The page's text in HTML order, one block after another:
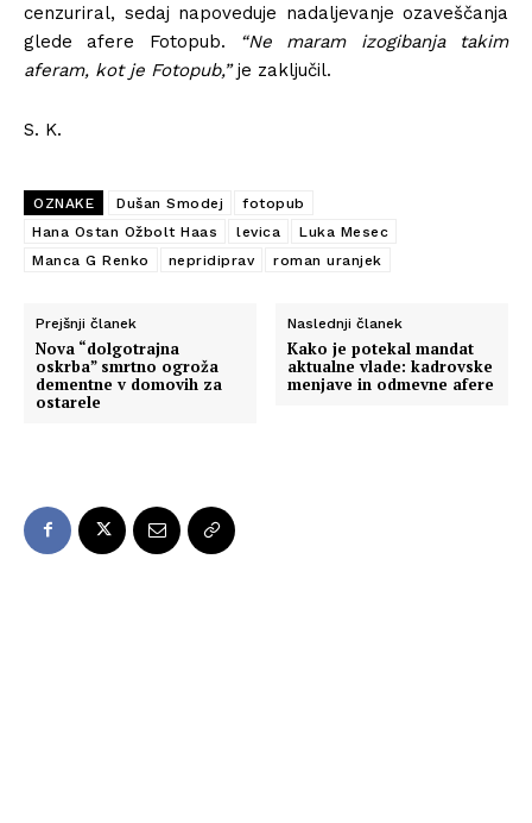
cenzuriral, sedaj napoveduje nadaljevanje ozaveščanja
glede afere Fotopub.
“Ne maram izogibanja takim
aferam, kot je Fotopub,”je zaključil.
S. K.
OZNAKE Dušan Smodej
fotopub
Hana Ostan Ožbolt Haas
levica
Luka Mesec
Manca G Renko
nepridiprav roman uranjek
Prejšnji članek
Nova “dolgotrajna
oskrba” smrtno ogroža
dementne v domovih za
ostarele
Naslednji članek
Kako je potekal mandat
aktualne vlade: kadrovske
menjave in odmevne afere